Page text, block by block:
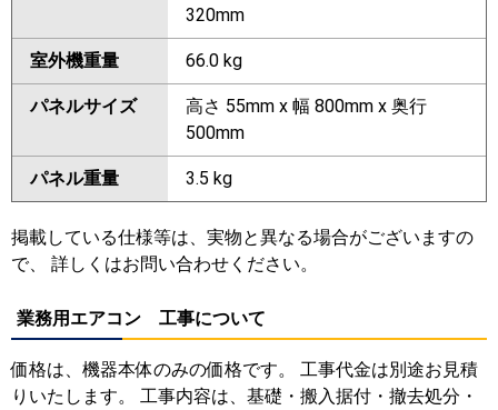
320mm
室外機重量 66.0 kg
パネルサイズ
高さ 55mm x 幅 800mm x 奥行
500mm
パネル重量 3.5 kg
掲載している仕様等は、実物と異なる場合がございますの
で、 詳しくはお問い合わせください。
業務用エアコン 工事について
価格は、機器本体のみの価格です。 工事代金は別途お見積
りいたします。 工事内容は、基礎・搬入据付・撤去処分・